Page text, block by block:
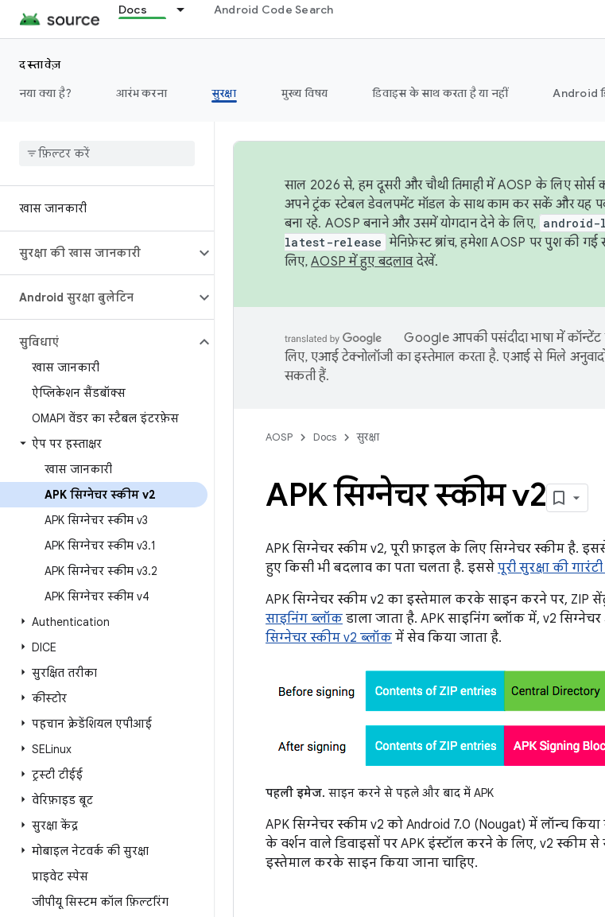
Docs Android Code Search
दस्तावेज़
नया क्या है?
आरंभ करना सुरक्षा मुख्य विषय डिवाइस के साथ करता है या नहीं Android
खास जानकारी
सुरक्षा की खास जानकारी
Android सुरक्षा बुलेटिन
सुविधाएं
खास जानकारी
ऐप्लिकेशन सैंडबॉक्स
OMAPI वेंडर का स्टैबल इंटरफ़ेस
ऐप पर हस्ताक्षर
खास जानकारी
APK सिग्नेचर स्कीम v2
APK सिग्नेचर स्कीम v3
APK सिग्नेचर स्कीम v3.1
APK सिग्नेचर स्कीम v3.2
APK सिग्नेचर स्कीम v4
Authentication
DICE
सुरक्षित तरीका
कीस्टोर
पहचान क्रेडेंशियल एपीआई
SELinux
ट्रस्टी टीईई
वेरिफ़ाइड बूट
सुरक्षा केंद्र
मोबाइल नेटवर्क की सुरक्षा
प्राइवेट स्पेस
जीपीयू सिस्टम कॉल फ़िल्टरिंग
साल 2026 से, हम दूसरी और चौथी तिमाही में AOSP के लिए
अपने ट्रंक स्टेबल डेवलपमेंट मॉडल के साथ काम कर सकें और यह
बना रहे. AOSP बनाने और उसमें योगदान देने के लिए,
latest-release मेनिफ़ेस्ट ब्रांच, हमेशा AOSP पर पुश की
लिए, AOSP में हुए बदलावदेखें.
Google आपकी पसंदीदा भाषा में
लिए, एआई टेक्नोलॉजी का इस्तेमाल करता है. एआई से मिले
सकती हैं.
AOSP Docs सुरक्षा
APK सिग्नेचर स्कीम v2
APK सिग्नेचर स्कीम v2, पूरी फ़ाइल के लिए सिग्नेचर स्कीम है.
हुए किसी भी बदलाव का पता चलता है. इससे पूरी सुरक्षा की
APK सिग्नेचर स्कीम v2 का इस्तेमाल करके साइन करने पर, ZIP
साइनिंग ब्लॉक डाला जाता है. APK साइनिंग ब्लॉक में, v2
सिग्नेचर स्कीम v2 ब्लॉक में सेव किया जाता है.
पहली इमेज. साइन करने से पहले और बाद में APK
APK सिग्नेचर स्कीम v2 को Android 7.0 (Nougat) में लॉन्च
के वर्शन वाले डिवाइसों पर APK इंस्टॉल करने के लिए, v2 स्कीम
इस्तेमाल करके साइन किया जाना चाहिए.